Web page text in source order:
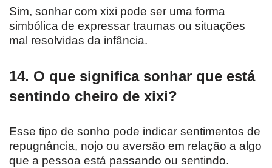
Sim, sonhar com xixi pode ser uma forma
simbólica de expressar traumas ou situações
mal resolvidas da infância.
14. O que significa sonhar que está
sentindo cheiro de xixi?
Esse tipo de sonho pode indicar sentimentos de
repugnância, nojo ou aversão em relação a algo
que a pessoa está passando ou sentindo.